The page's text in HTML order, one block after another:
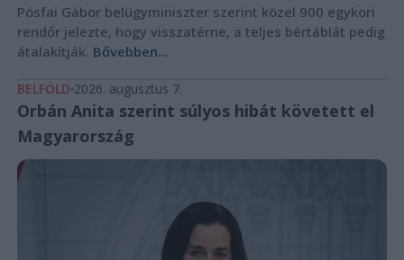
Pósfai Gábor belügyminiszter szerint közel 900 egykori
rendőr jelezte, hogy visszatérne, a teljes bértáblát pedig
átalakítják. Bővebben...
BELFÖLD 2026. augusztus 7.
Orbán Anita szerint súlyos hibát követett el
Magyarország